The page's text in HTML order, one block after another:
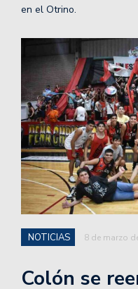
en el Otrino.
NOTICIAS 8 de marzo
Colón se